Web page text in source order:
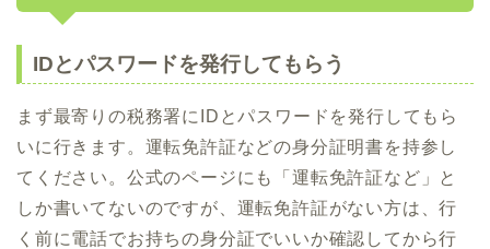
IDとパスワードを発行してもらう
まず最寄りの税務署にIDとパスワードを発行してもら
いに行きます。運転免許証などの身分証明書を持参し
てください。公式のページにも「運転免許証など」と
しか書いてないのですが、運転免許証がない方は、行
く前に電話でお持ちの身分証でいいか確認してから行